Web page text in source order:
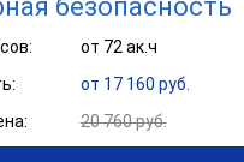
безопасность
от 72 ак.ч
от 17 160 руб.
20 760 руб.